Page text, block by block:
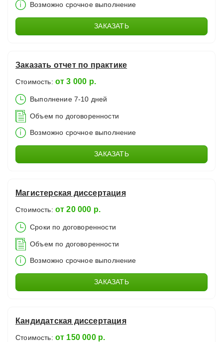
Возможно срочное выполнение
ЗАКАЗАТЬ
Заказать отчет по практике
Стоимость: от 3 000 р.
Выполнение 7-10 дней
Объем по договоренности
Возможно срочное выполнение
ЗАКАЗАТЬ
Магистерская диссертация
Стоимость: от 20 000 р.
Сроки по договоренности
Объем по договоренности
Возможно срочное выполнение
ЗАКАЗАТЬ
Кандидатская диссертация
Стоимость: от 150 000 р.